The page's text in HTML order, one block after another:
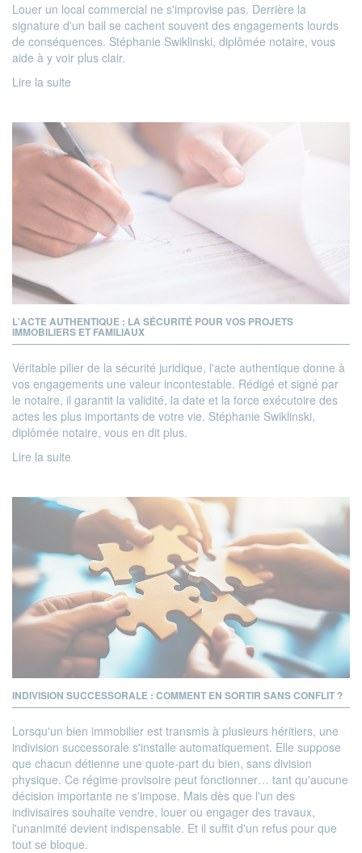
Louer un local commercial ne s'improvise pas. Derrière la
signature d'un bail se cachent souvent des engagements lourds
de conséquences. Stéphanie Swiklinski, diplômée notaire, vous
aide à y voir plus clair.
Lire la suite
L'ACTE AUTHENTIQUE : LA SÉCURITÉ POUR VOS PROJETS
IMMOBILIERS ET FAMILIAUX
Véritable pilier de la sécurité juridique, l'acte authentique donne à
vos engagements une valeur incontestable. Rédigé et signé par
le notaire, il garantit la validité, la date et la force exécutoire des
actes les plus importants de votre vie. Stéphanie Swiklinski,
diplômée notaire, vous en dit plus.
Lire la suite
INDIVISION SUCCESSORALE : COMMENT EN SORTIR SANS CONFLIT ?
Lorsqu'un bien immobilier est transmis à plusieurs héritiers, une
indivision successorale s'installe automatiquement. Elle suppose
que chacun détienne une quote-part du bien, sans division
physique. Ce régime provisoire peut fonctionner… tant qu'aucune
décision importante ne s'impose. Mais dès que l'un des
indivisaires souhaite vendre, louer ou engager des travaux,
l'unanimité devient indispensable. Et il suffit d'un refus pour que
tout se bloque.